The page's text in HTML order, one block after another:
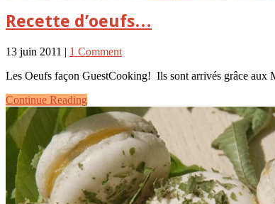
Recette d’oeufs…
13 juin 2011 | 1 Comment
Les Oeufs façon GuestCooking! Ils sont arrivés grâce
Continue Reading